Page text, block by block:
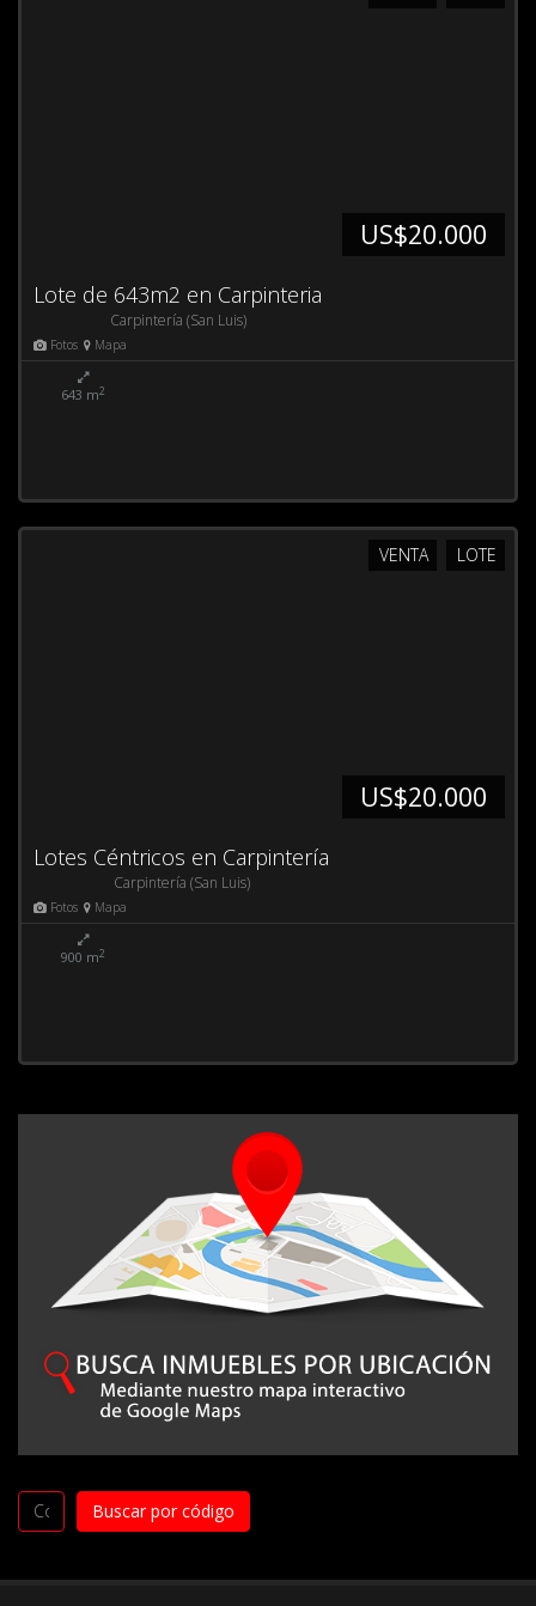
US$20.000
Lote de 643m2 en Carpinteria
Carpintería (San Luis)
Fotos Mapa
643 m2
LOTE
VENTA
US$20.000
Lotes Céntricos en Carpintería
Carpintería (San Luis)
Fotos Mapa
900 m2